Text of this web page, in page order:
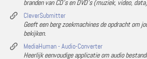
branden van CD's en DVD's (muziek, video,
CleverSubmitter
Geeft een berg zoekmachines de opdracht om
bekijken.
MediaHuman - Audio-Converter
Heerlijk eenvoudige applicatie om audio